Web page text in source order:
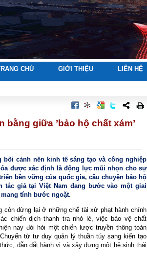
CHỦ GIỚI THIỆU LIÊN HỆ
bằng giữa ’bảo hộ chất xám’
bối cảnh nền kinh tế sáng tạo và công nghiệp
được xác định là động lực mũi nhọn cho sự
bền vững của quốc gia, câu chuyện bảo hộ
tác giả tại Việt Nam đang bước vào một giai
tính bước ngoặt.
còn dừng lại ở những chế tài xử phạt hành chính
chiến dịch thanh tra nhỏ lẻ, việc bảo vệ chất
nay đòi hỏi một chiến lược truyền thông toàn
từ tư duy quản lý thuần túy sang kiến tạo
dẫn dắt hành vi và xây dựng một hệ sinh thái